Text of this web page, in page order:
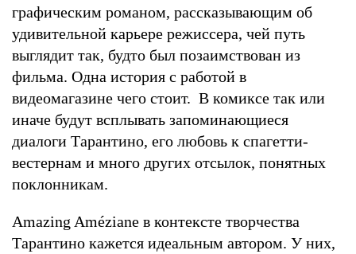
графическим романом, рассказывающим об
удивительной карьере режиссера, чей путь
выглядит так, будто был позаимствован из
фильма. Одна история с работой в
видеомагазине чего стоит. В комиксе так или
иначе будут всплывать запоминающиеся
диалоги Тарантино, его любовь к спагетти-
вестернам и много других отсылок, понятных
поклонникам.
Amazing Améziane в контексте творчества
Тарантино кажется идеальным автором. У них,